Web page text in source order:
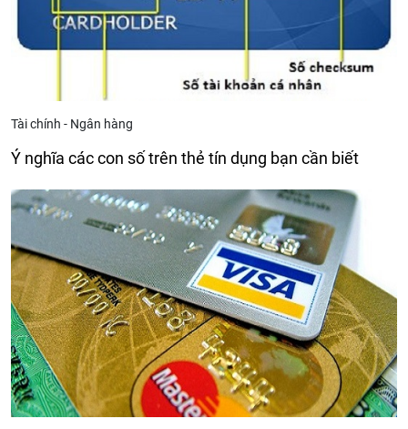
Tài chính - Ngân hàng
Ý nghĩa các con số trên thẻ tín dụng bạn cần biết